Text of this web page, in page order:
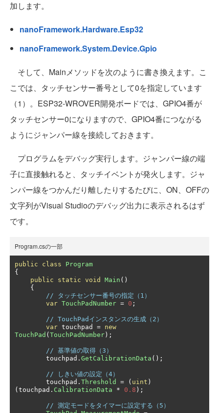
加します。
nanoFramework.Hardware.Esp32
nanoFramework.System.Device.Gpio
そして、Mainメソッドを次のように書き換えます。こ
こでは、タッチセンサー番号として0を指定しています
（1）。ESP32-WROVER開発ボードでは、GPIO4番が
タッチセンサー0になりますので、GPIO4番につながる
ようにジャンパー線を接続しておきます。
プログラムをデバッグ実行します。ジャンパー線の端
子に直接触れると、タッチイベントが発火します。ジャ
ンパー線をつかんだり離したりするたびに、ON、OFFの
文字列がVisual Studioのデバッグ出力に表示されるはず
です。
Program.csの一部
public class
Program
{
public
static void Main ()
{
// タッチセンサー番号の指定（1）
var TouchPadNumber = 0 ;
// TouchPadインスタンスの生成（2）
var touchpad = new
TouchPad ( TouchPadNumber );
// 基準値の取得（3）
        touchpad
. GetCalibrationData ();
// しきい値の設定（4）
        touchpad
. Threshold = ( uint )
( touchpad . CalibrationData * 0.8 );
// 測定モードをタイマーに設定する（5）